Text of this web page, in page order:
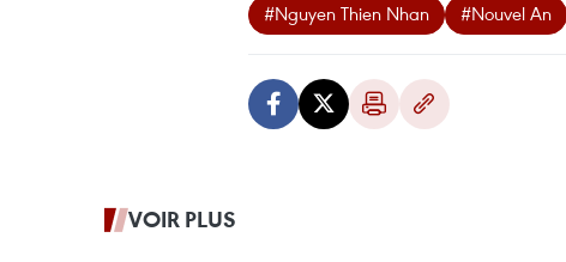
#Nguyen Thien Nhan #Nouvel An
VOIR PLUS